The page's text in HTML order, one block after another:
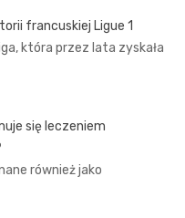
francuskiej Ligue 1
która przez lata zyskała
się leczeniem
również jako